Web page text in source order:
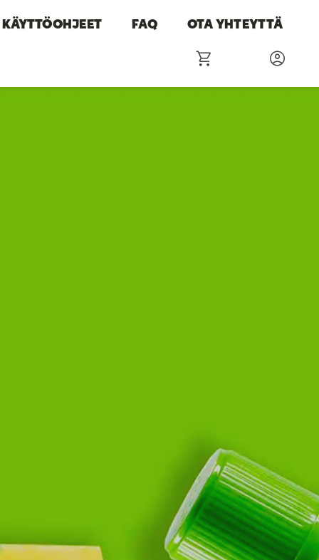
KÄYTTÖOHJEET FAQ OTA YHTEYTTÄ